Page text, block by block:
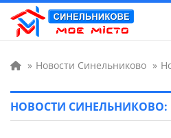
» Новости Синельниково »
НОВОСТИ